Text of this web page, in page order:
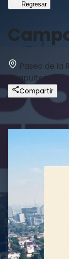
Regresar
Paseo de la
Chapultepec
Compartir